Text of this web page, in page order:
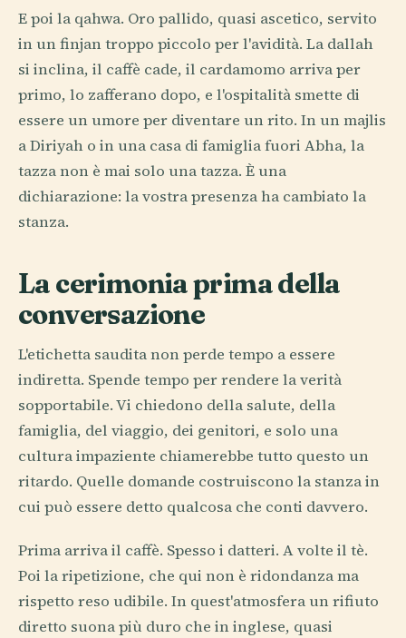
E poi la qahwa. Oro pallido, quasi ascetico, servito
in un finjan troppo piccolo per l'avidità. La dallah
si inclina, il caffè cade, il cardamomo arriva per
primo, lo zafferano dopo, e l'ospitalità smette di
essere un umore per diventare un rito. In un majlis
a Diriyah o in una casa di famiglia fuori Abha, la
tazza non è mai solo una tazza. È una
dichiarazione: la vostra presenza ha cambiato la
stanza.
La cerimonia prima della
conversazione
L'etichetta saudita non perde tempo a essere
indiretta. Spende tempo per rendere la verità
sopportabile. Vi chiedono della salute, della
famiglia, del viaggio, dei genitori, e solo una
cultura impaziente chiamerebbe tutto questo un
ritardo. Quelle domande costruiscono la stanza in
cui può essere detto qualcosa che conti davvero.
Prima arriva il caffè. Spesso i datteri. A volte il tè.
Poi la ripetizione, che qui non è ridondanza ma
rispetto reso udibile. In quest'atmosfera un rifiuto
diretto suona più duro che in inglese, quasi